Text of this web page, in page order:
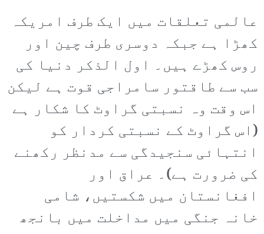
عالمی تعلقات میں ایک طرف امریکہ
کھڑا ہے جبکہ دوسری طرف چین اور
روس کھڑے ہیں۔ اول الذکر دنیا کی
سب سے طاقتور سامراجی قوت ہے لیکن
اس وقت وہ نسبتی گراوٹ کا شکار ہے
(اس گراوٹ کے نسبتی کردار کو
انتہائی سنجیدگی سے مدنظر رکھنے
کی ضرورت ہے)۔ عراق اور
افغانستان میں شکستیں، شامی
خانہ جنگی میں مداخلت میں بانجھ